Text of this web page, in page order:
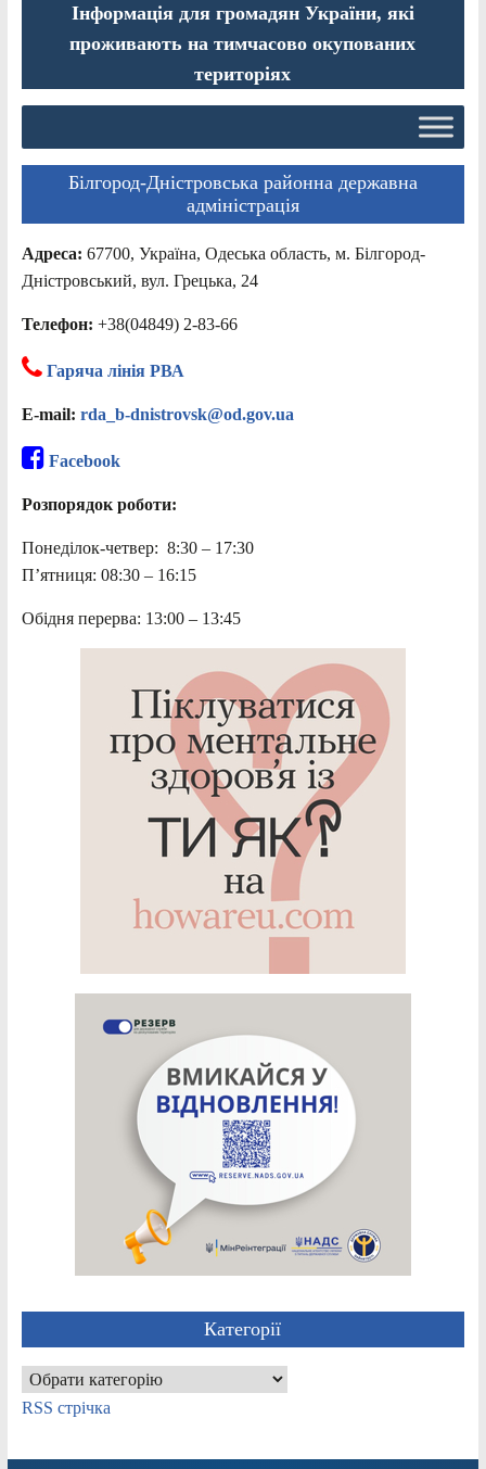
Інформація для громадян України, які
проживають на тимчасово окупованих
територіях
Білгород-Дністровська районна державна
адміністрація
Адреса: 67700, Україна, Одеська область, м. Білгород-
Дністровський, вул. Грецька, 24
Телефон: +38(04849) 2-83-66
Гаряча лінія РВА
E-mail: rda_b-dnistrovsk@od.gov.ua
Facebook
Розпорядок роботи:
Понеділок-четвер: 8:30 – 17:30
П’ятниця: 08:30 – 16:15
Обідня перерва: 13:00 – 13:45
Категорії
Категорії
RSS стрічка